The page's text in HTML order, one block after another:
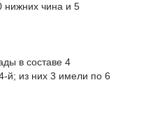
нижних чина и 5
в составе 4
й; из них 3 имели по 6